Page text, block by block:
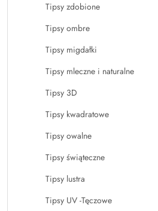
Tipsy zdobione
Tipsy ombre
Tipsy migdałki
Tipsy mleczne i naturalne
Tipsy 3D
Tipsy kwadratowe
Tipsy owalne
Tipsy świąteczne
Tipsy lustra
Tipsy UV -Tęczowe